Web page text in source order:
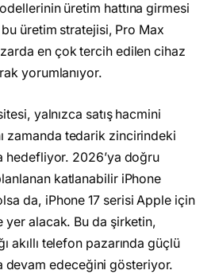
üretim hattına girmesi
bu üretim stratejisi, Pro Max
en çok tercih edilen cihaz
yorumlanıyor.
yalnızca satış hacmini
zamanda tedarik zincirindeki
hedefliyor. 2026’ya doğru
katlanabilir iPhone
da, iPhone 17 serisi Apple için
yer alacak. Bu da şirketin,
akıllı telefon pazarında güçlü
devam edeceğini gösteriyor.